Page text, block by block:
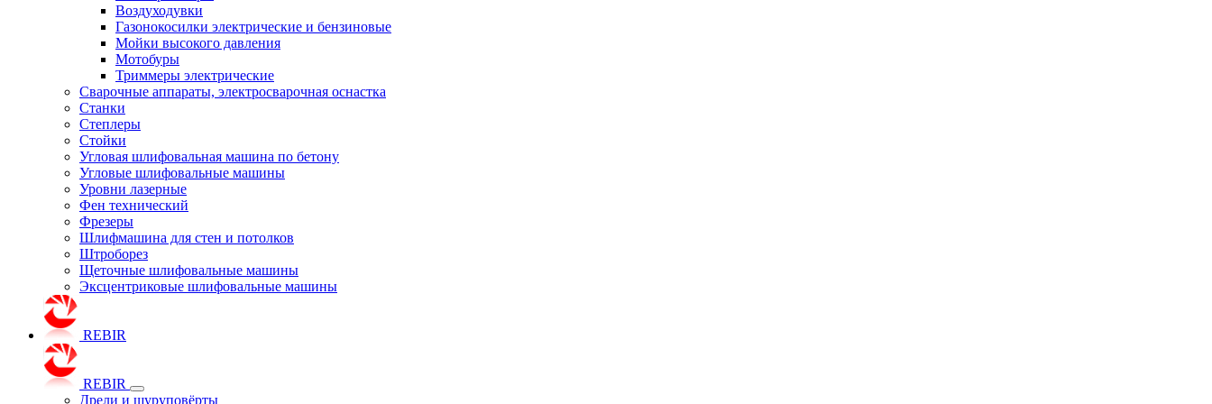
Воздуходувки
Газонокосилки электрические и бензиновые
Мойки высокого давления
Мотобуры
Триммеры электрические
Сварочные аппараты, электросварочная оснастка
Станки
Степлеры
Стойки
Угловая шлифовальная машина по бетону
Угловые шлифовальные машины
Уровни лазерные
Фен технический
Фрезеры
Шлифмашина для стен и потолков
Штроборез
Щеточные шлифовальные машины
Эксцентриковые шлифовальные машины
REBIR
REBIR
Дрели и шуруповёрты